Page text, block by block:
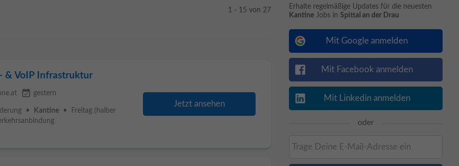
1 - 15 von 27
& VoIP Infrastruktur
event_available gestern
• Kantine • Freitag (halber
Jetzt ansehen
Erhalte regelmäßige Updates für die neuesten
Kantine Jobs in Spittal an der Drau
Mit Google anmelden
Mit Facebook anmelden
Mit Linkedin anmelden
oder